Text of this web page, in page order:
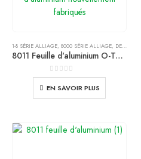
1-8 SÉRIE ALLIAGE, 8000 SÉRIE ALLIAGE, DES PRODUITS
8011 Feuille d'aluminium O-Temper 0,009 mm pour bouchons de lait
0de 5
EN SAVOIR PLUS